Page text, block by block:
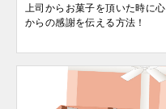
上司からお菓子を頂いた時に心
からの感謝を伝える方法！